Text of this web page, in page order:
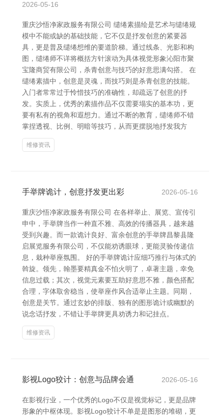
2026-05-16
重庆沙悟净家政服务有限公司 缱绻素描绘是艺术与缱绻规
模中不能或缺的基础技能，它不仅是抒发创意的紧要器
具，更是普及缱绻想维的要道阶梯。通过线条、光影和构
图，缱绻师不详将概括方针滚动为具体视觉形象沁阳市聚
宝隆商贸有限公司，杀青创意与技巧的好意思满勾搭。 在
缱绻素描中，创意是灵魂，而技巧则是杀青创意的技能。
入门者常常过于怜惜技巧的准确性，却疏远了创意的抒
发。实质上，优秀的素描作品不仅需要塌实的基本功，更
要有私有的视角和遐想力。通过不断的教育，缱绻师不错
掌捏透视、比例、明暗等技巧，从而更摆脱地抒发我方
维修资讯
手举牌诡计，创意抒发更出彩 2026-05-16
重庆沙悟净家政服务有限公司 在各样举止、展览、宣传引
申中，手举牌当作一种直不雅、高效的传播器具，越来越
受到兴趣。而一款诡计良好、富余创意的手举牌昌黎县隆
启展览服务有限公司，不仅能劝诱眼球，更能灵验传递信
息，栽种举座氛围。 好的手举牌诡计应细巧推行与体式的
斡旋。领先，翰墨要精真金不怕火明了，卓著主题，幸免
信息过载；其次，视觉元素要互助好意思不雅，颜色搭配
合理，字体取舍稳当，使举座作风合适举止主题。同期，
创意是关节。通过玄妙的排版、独有的图形诡计或幽默的
说念话抒发，不错让手举牌更具劝诱力和记挂点。
维修资讯
影视Logo狡计：创意与品牌会通 2026-05-16
在影视行业，一个优秀的Logo不仅是视觉标记，更是品牌
形象的中枢体现。影视Logo狡计不单是是图形的堆砌，更